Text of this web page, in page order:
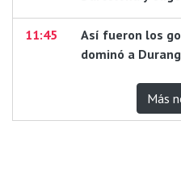
11:45
Así fueron los
dominó a
Más